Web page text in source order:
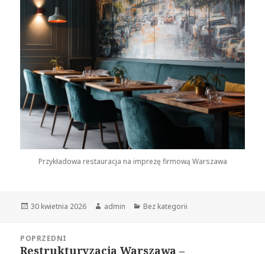
Przykładowa restauracja na imprezę firmową Warszawa
Opublikowano
30 kwietnia 2026 Autor
admin Kategorie
Bez kategorii
wpisu
POPRZEDNI
Poprzedni
Restrukturyzacja Warszawa –